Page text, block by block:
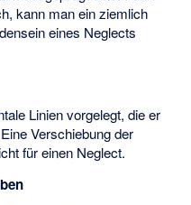
kann man ein ziemlich
eines Neglects
Linien vorgelegt, die er
Verschiebung der
für einen Neglect.